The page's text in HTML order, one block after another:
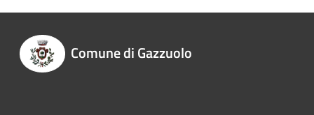
Comune di Gazzuolo